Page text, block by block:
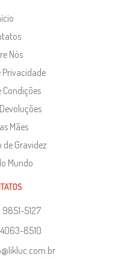
Nós
Privacidade
Condições
Mães
de Gravidez
Mundo
9851-5127
4063-8510